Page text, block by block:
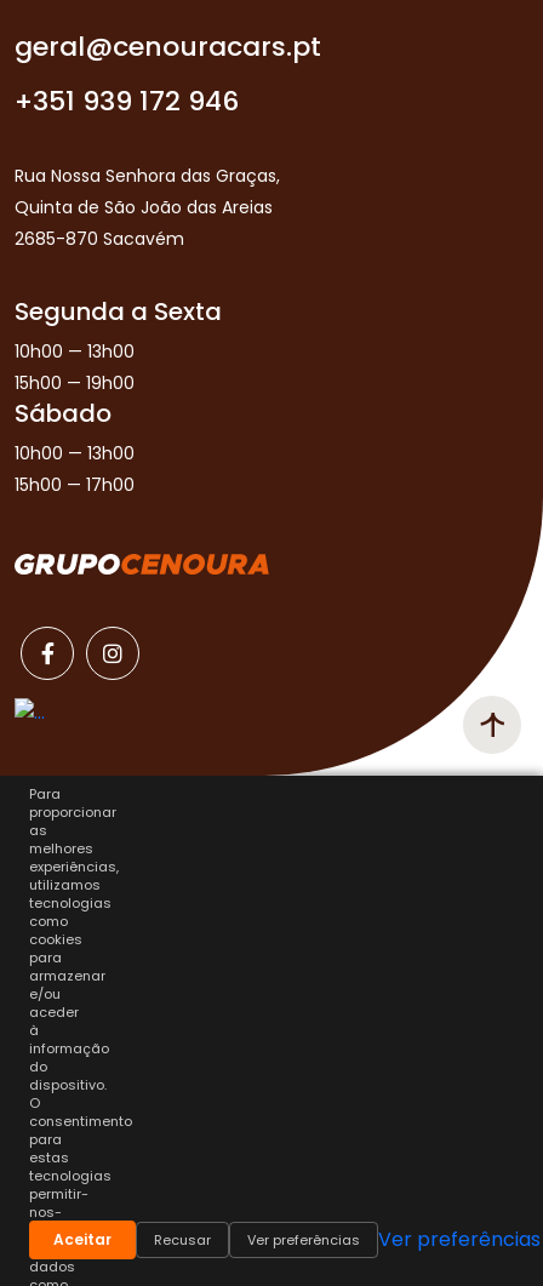
geral@cenouracars.pt
+351 939 172 946
Rua Nossa Senhora das Graças,
Quinta de São João das Areias
2685-870 Sacavém
Segunda a Sexta
10h00 — 13h00
15h00 — 19h00
Sábado
10h00 — 13h00
15h00 — 17h00
Para
proporcionar
as
melhores
experiências,
utilizamos
tecnologias
como
cookies
para
armazenar
e/ou
aceder
à
informação
do
dispositivo.
O
consentimento
para
estas
tecnologias
permitir-
nos-
á
processar
dados
Aceitar Recusar Ver preferências Ver preferências